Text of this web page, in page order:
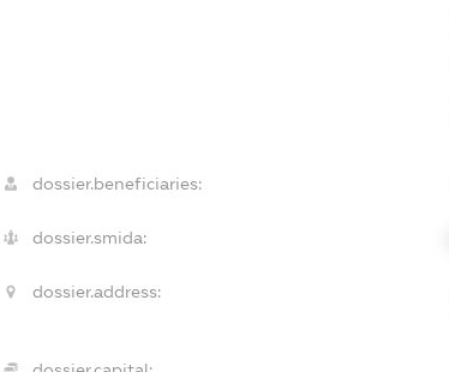
dossier.beneficiaries:
dossier.smida:
dossier.address: